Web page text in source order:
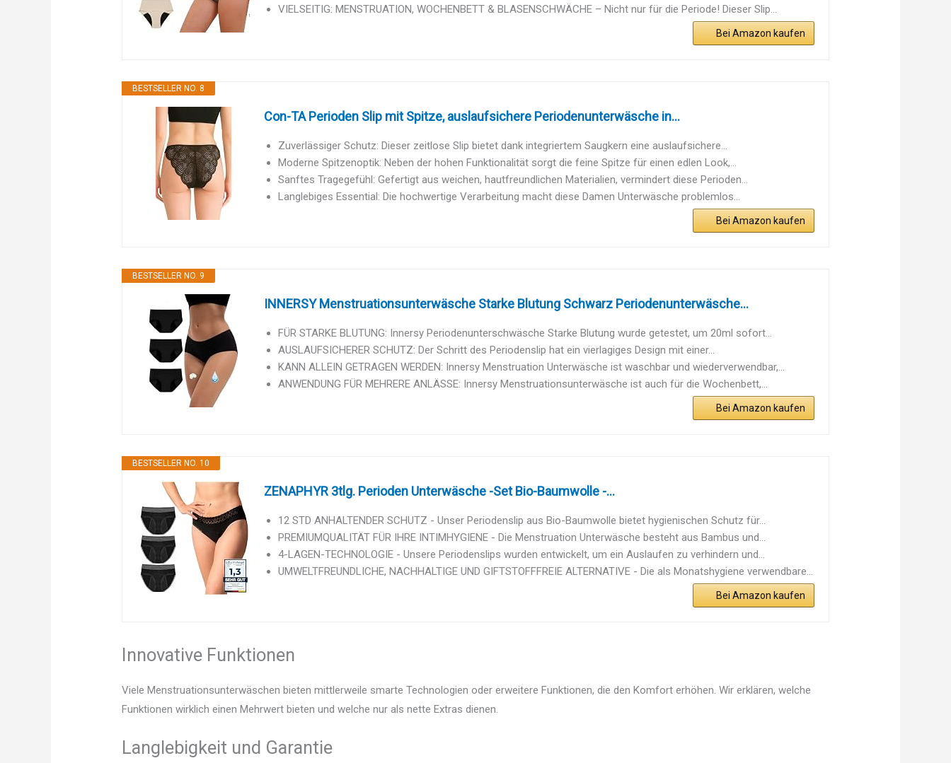
VIELSEITIG: MENSTRUATION, WOCHENBETT & BLASENSCHWÄCHE – Nicht nur für die Periode! Dieser Slip...
Bei Amazon kaufen
BESTSELLER NO. 8
Con-TA Perioden Slip mit Spitze, auslaufsichere Periodenunterwäsche in...
Zuverlässiger Schutz: Dieser zeitlose Slip bietet dank integriertem Saugkern eine auslaufsichere...
Moderne Spitzenoptik: Neben der hohen Funktionalität sorgt die feine Spitze für einen edlen Look,...
Sanftes Tragegefühl: Gefertigt aus weichen, hautfreundlichen Materialien, vermindert diese Perioden...
Langlebiges Essential: Die hochwertige Verarbeitung macht diese Damen Unterwäsche problemlos...
Bei Amazon kaufen
BESTSELLER NO. 9
INNERSY Menstruationsunterwäsche Starke Blutung Schwarz Periodenunterwäsche...
FÜR STARKE BLUTUNG: Innersy Periodenunterschwäsche Starke Blutung wurde getestet, um 20ml sofort...
AUSLAUFSICHERER SCHUTZ: Der Schritt des Periodenslip hat ein vierlagiges Design mit einer...
KANN ALLEIN GETRAGEN WERDEN: Innersy Menstruation Unterwäsche ist waschbar und wiederverwendbar,...
ANWENDUNG FÜR MEHRERE ANLÄSSE: Innersy Menstruationsunterwäsche ist auch für die Wochenbett,...
Bei Amazon kaufen
BESTSELLER NO. 10
ZENAPHYR 3tlg. Perioden Unterwäsche -Set Bio-Baumwolle -...
12 STD ANHALTENDER SCHUTZ - Unser Periodenslip aus Bio-Baumwolle bietet hygienischen Schutz für...
PREMIUMQUALITÄT FÜR IHRE INTIMHYGIENE - Die Menstruation Unterwäsche besteht aus Bambus und...
4-LAGEN-TECHNOLOGIE - Unsere Periodenslips wurden entwickelt, um ein Auslaufen zu verhindern und...
UMWELTFREUNDLICHE, NACHHALTIGE UND GIFTSTOFFFREIE ALTERNATIVE - Die als Monatshygiene verwendbare...
Bei Amazon kaufen
Innovative Funktionen
Viele Menstruationsunterwäschen bieten mittlerweile smarte Technologien oder erweitere Funktionen, die den Komfort erhöhen. Wir erklären, welche
Funktionen wirklich einen Mehrwert bieten und welche nur als nette Extras dienen.
Langlebigkeit und Garantie